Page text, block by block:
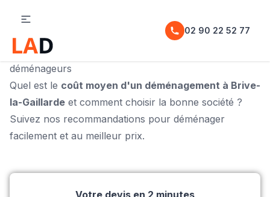
02 90 22 52 77
Déménagement à Brive-la-Gaillarde, trouvez vos
déménageurs
Quel est le coût moyen d'un déménagement à Brive-
la-Gaillarde et comment choisir la bonne société ?
Suivez nos recommandations pour déménager
facilement et au meilleur prix.
Votre devis en 2 minutes